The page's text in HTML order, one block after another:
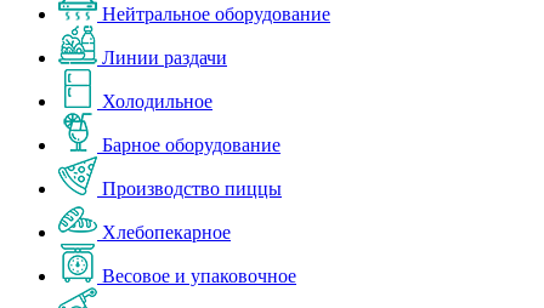
Нейтральное оборудование
Линии раздачи
Холодильное
Барное оборудование
Производство пиццы
Хлебопекарное
Весовое и упаковочное